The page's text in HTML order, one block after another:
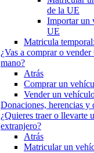
de la UE
Importar un
UE
Matricula
¿Vas a comprar o
mano?
Atrás
Comprar un
Vender un
Donaciones, herencias y
¿Quieres traer o llevarte
extranjero?
Atrás
Matricular un